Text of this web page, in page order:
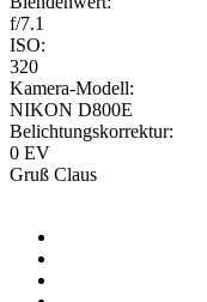
f/7.1
ISO:
320
Kamera-Modell:
NIKON D800E
Belichtungskorrektur:
0 EV
Gruß Claus